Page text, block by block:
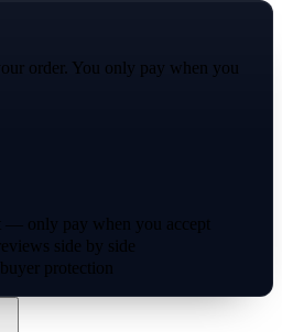
order. You only pay when you
— only pay when you accept
side by side
protection